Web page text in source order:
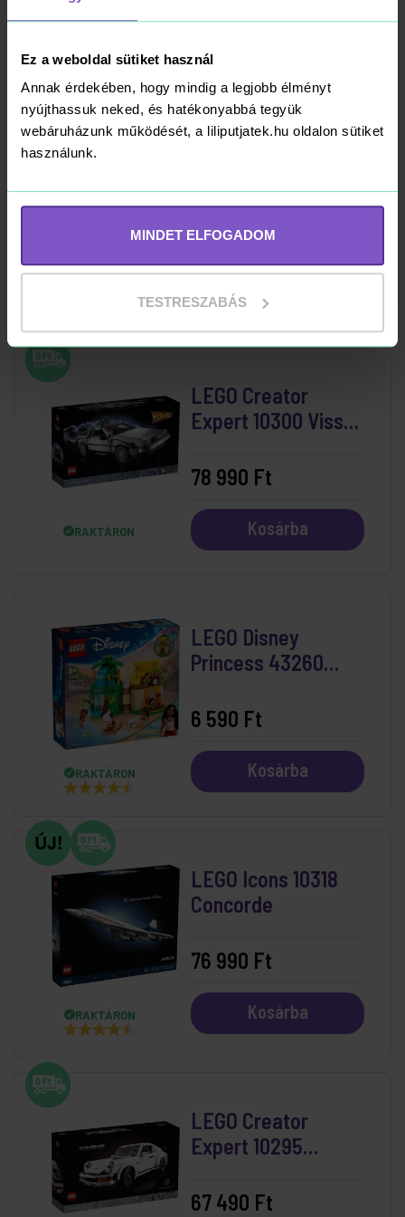
Ez a weboldal sütiket használ
Annak érdekében, hogy mindig a legjobb élményt
nyújthassuk neked, és hatékonyabbá tegyük
webáruházunk működését, a liliputjatek.hu oldalon sütiket
használunk.
MINDET ELFOGADOM
TESTRESZABÁS
versenyautó
75 490 Ft
RAKTÁRON
LEGO Creator
Expert 10300 Vissza
78 990 Ft
Kosárba
RAKTÁRON
LEGO Disney
Princess 43260
kalandjai a szigeten
6 590 Ft
Kosárba
RAKTÁRON
LEGO Icons 10318
Concorde
76 990 Ft
Kosárba
LEGO Creator
Expert 10295
67 490 Ft